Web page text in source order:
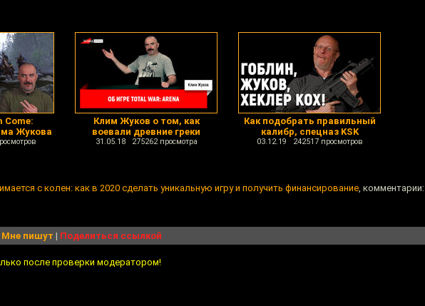
Come:
Жукова
Клим Жуков о том, как
воевали древние греки
31.05.18 275262 просмотра
Как подобрать правильный
калибр, спецназ KSK
03.12.19 242517 просмотров
с колен: как в 2020 сделать уникальную игру и получить финансирование, комментарии:
Мне пишут | Поделиться ссылкой
после проверки модератором!